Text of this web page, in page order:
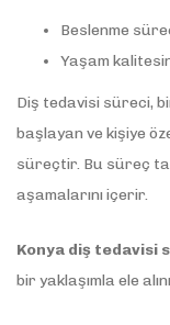
Beslenme
Yaşam
Diş tedavisi süreci,
başlayan ve kişiye
süreçtir. Bu süreç
aşamalarını içerir.
Konya diş tedavisi
bir yaklaşımla ele